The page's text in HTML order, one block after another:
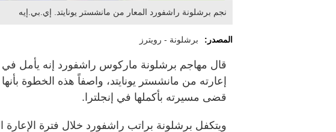
نجم برشلونة راشفورد المعار من مانشستر يونايتد. إي.بي.إيه
المصدر: برشلونة - رويترز
قال مهاجم برشلونة ماركوس راشفورد إنه يأمل في
إعارته من مانشستر يونايتد، واصفاً هذه الخطوة
قضى مسيرته بأكملها في إنجلترا.
ويتكفل برشلونة براتب راشفورد خلال فترة